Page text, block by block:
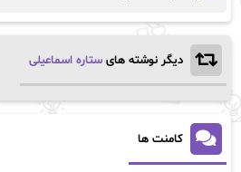
دیگر نوشته های ستاره اسماعیلی
کامنت ها